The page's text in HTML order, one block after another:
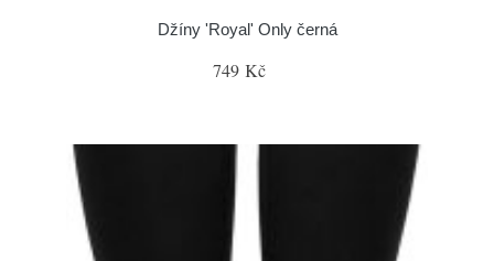
Džíny 'Royal' Only černá
749 Kč